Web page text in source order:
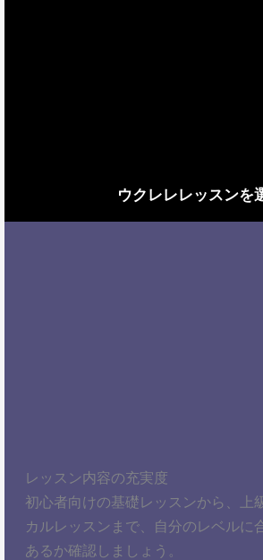
ウクレレレッスンを
レッスン内容の充実度
初心者向けの基礎レッスンから、上
カルレッスンまで、自分のレベルに
あるか確認しましょう。